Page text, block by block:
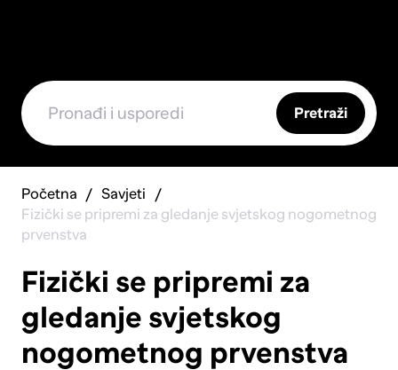
Pretraži
Početna
Savjeti
Fizički se pripremi za gledanje svjetskog nogometnog
prvenstva
Fizički se pripremi za
gledanje svjetskog
nogometnog prvenstva